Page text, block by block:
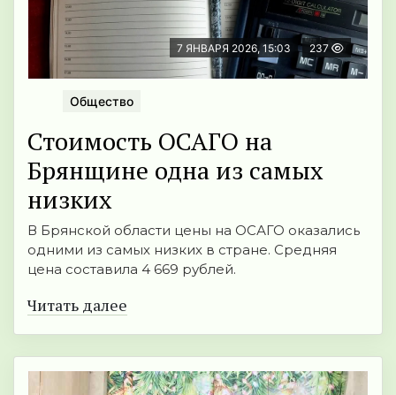
7 ЯНВАРЯ 2026, 15:03 237
Общество
Стоимость ОСАГО на
Брянщине одна из самых
низких
В Брянской области цены на ОСАГО оказались
одними из самых низких в стране. Средняя
цена составила 4 669 рублей.
Читать далее